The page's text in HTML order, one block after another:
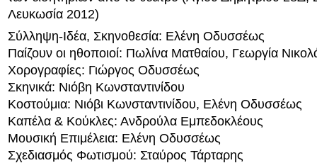
Λευκωσία 2012)
Σύλληψη-Ιδέα, Σκηνοθεσία: Ελένη Οδυσσέως
Παίζουν οι ηθοποιοί: Πωλίνα Ματθαίου, Γεωργία
Χορογραφίες: Γιώργος Οδυσσέως
Σκηνικά: Νιόβη Κωνσταντινίδου
Κοστούμια: Νιόβι Κωνσταντινίδου, Ελένη Οδυσσέως
Καπέλα & Κούκλες: Ανδρούλα Εμπεδοκλέους
Μουσική Επιμέλεια: Ελένη Οδυσσέως
Σχεδιασμός Φωτισμού: Σταύρος Τάρταρης